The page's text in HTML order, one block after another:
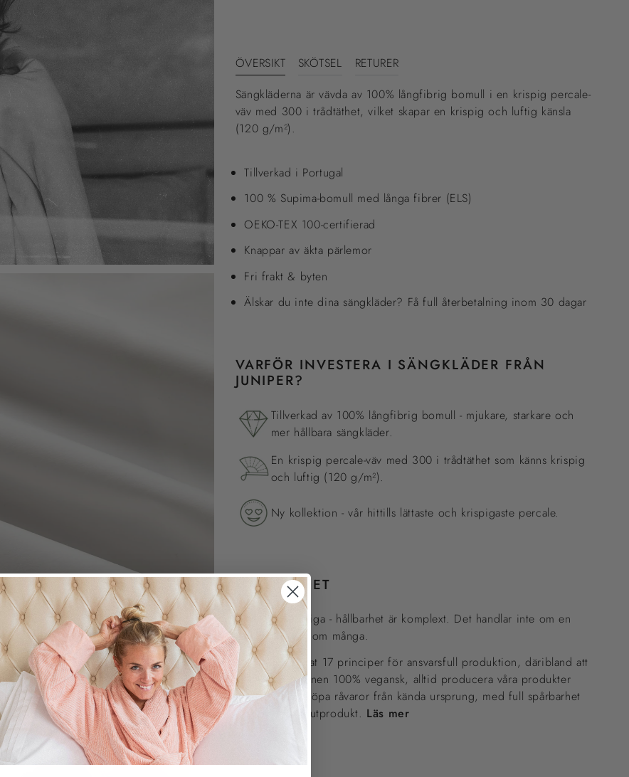
ÖVERSIKT SKÖTSEL
RETURER
Sängkläderna är vävda av 100% långfibrig bomull i en krispig percale-
väv med 300 i trådtäthet, vilket skapar en krispig och luftig känsla
(120 g/m²).
Tillverkad i Portugal
100 % Supima-bomull med långa fibrer (ELS)
OEKO-TEX 100-certifierad
Knappar av äkta pärlemor
Fri frakt & byten
Älskar du inte dina sängkläder? Få full återbetalning inom 30 dagar
VARFÖR INVESTERA I SÄNGKLÄDER FRÅN
JUNIPER?
Tillverkad av 100% långfibrig bomull - mjukare, starkare och
mer hållbara sängkläder.
En krispig percale-väv med 300 i trådtäthet som känns krispig
och luftig (120 g/m²).
Ny kollektion - vår hittills lättaste och krispigaste percale.
HÅLLBARHET
Låt oss vara ärliga - hållbarhet är komplext. Det handlar inte om en
enda sak, utan om många.
Vi har definierat 17 principer för ansvarsfull produktion, däribland att
hålla produktionen 100% vegansk, alltid producera våra produkter
inom EU och köpa råvaror från kända ursprung, med full spårbarhet
från fiber till slutprodukt. Läs mer